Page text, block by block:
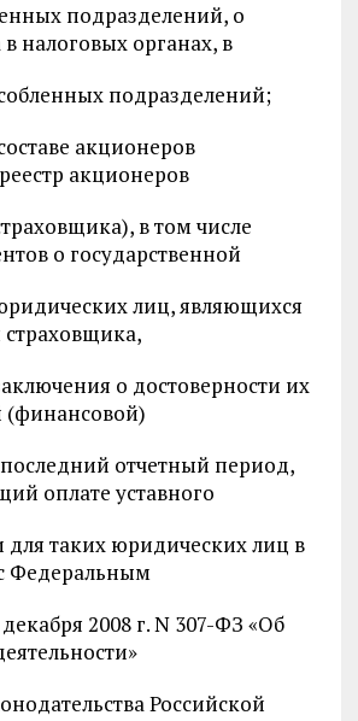
подразделений, о
в налоговых органах, в
подразделений;
акционеров
акционеров
в том числе
о государственной
лиц, являющихся
о достоверности их
(финансовой)
последний отчетный период,
оплате уставного
для таких юридических лиц в
Федеральным
2008 г. N 307-ФЗ «Об
Российской